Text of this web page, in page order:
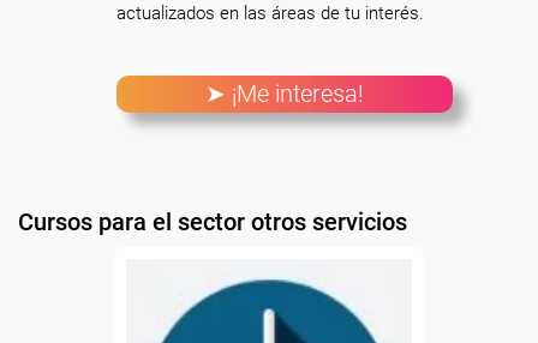
actualizados en las áreas de tu interés.
➤ ¡Me interesa!
Cursos para el sector otros servicios